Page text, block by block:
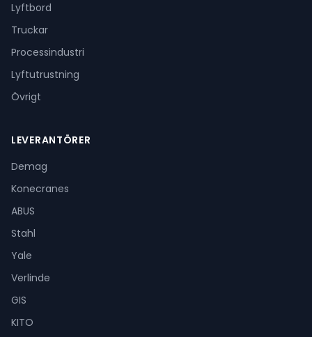
Lyftbord
Truckar
Processindustri
Lyftutrustning
Övrigt
LEVERANTÖRER
Demag
Konecranes
ABUS
Stahl
Yale
Verlinde
GIS
KITO